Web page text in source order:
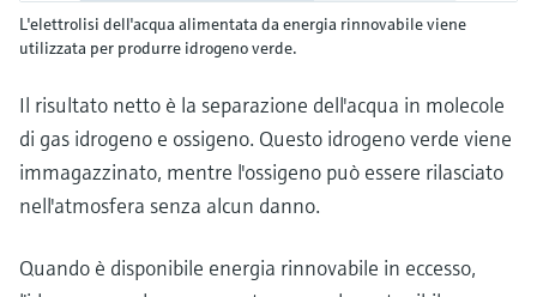
L'elettrolisi dell'acqua alimentata da energia rinnovabile viene
utilizzata per produrre idrogeno verde.
Il risultato netto è la separazione dell'acqua in molecole
di gas idrogeno e ossigeno. Questo idrogeno verde viene
immagazzinato, mentre l'ossigeno può essere rilasciato
nell'atmosfera senza alcun danno.
Quando è disponibile energia rinnovabile in eccesso,